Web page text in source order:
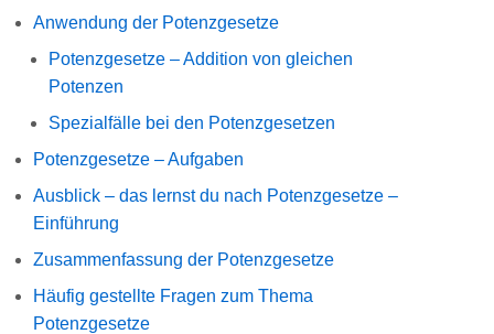
Anwendung der Potenzgesetze
Potenzgesetze – Addition von gleichen
Potenzen
Spezialfälle bei den Potenzgesetzen
Potenzgesetze – Aufgaben
Ausblick – das lernst du nach Potenzgesetze –
Einführung
Zusammenfassung der Potenzgesetze
Häufig gestellte Fragen zum Thema
Potenzgesetze